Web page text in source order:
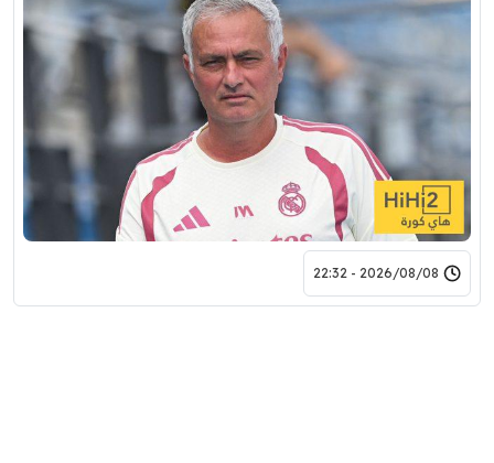
2026/08/08 - 22:32